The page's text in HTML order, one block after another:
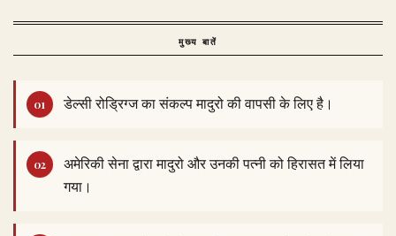
मुख्य बातें
डेल्सी रोड्रिग्ज का संकल्प मादुरो की वापसी के लिए है।
अमेरिकी सेना द्वारा मादुरो और उनकी पत्नी को हिरासत में लिया
गया।